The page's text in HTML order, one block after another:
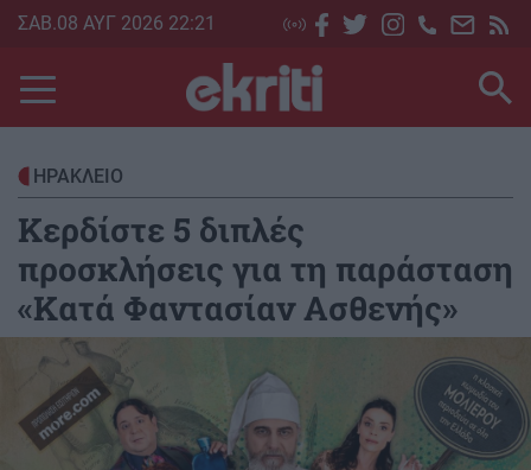
Skip
main
content
ΣΑΒ.08 ΑΥΓ 2026 22:21
ΗΡΑΚΛΕΙΟ
Κερδίστε 5 διπλές
προσκλήσεις για τη παράσταση
«Κατά Φαντασίαν Ασθενής»